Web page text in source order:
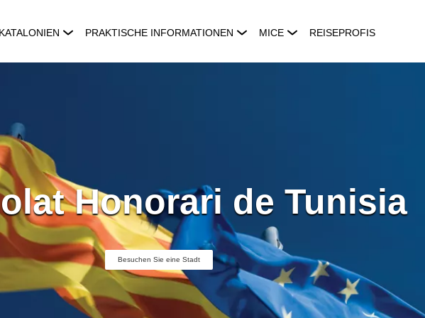
PRAKTISCHE INFORMATIONEN MICE REISEPROFIS
Honorari de Tunisia
Besuchen Sie eine Stadt